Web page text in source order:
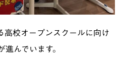
高校オープンスクールに向け
進んでいます。